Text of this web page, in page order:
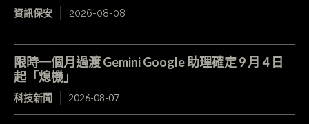
資訊保安 2026-08-08
限時一個月過渡 Gemini Google 助理確定 9 月 4 日
起「熄機」
科技新聞 2026-08-07